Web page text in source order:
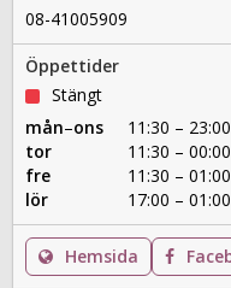
08-41005909
Öppettider
Stängt
mån–ons
11:30 – 23:00
tor
11:30 – 00:00
fre
11:30 – 01:00
lör
17:00 – 01:00
Hemsida